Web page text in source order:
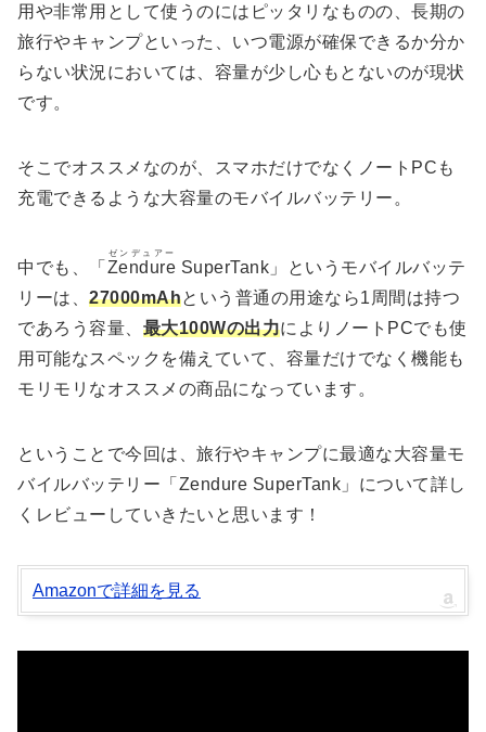
用や非常用として使うのにはピッタリなものの、長期の
旅行やキャンプといった、いつ電源が確保できるか分か
らない状況においては、容量が少し心もとないのが現状
です。
そこでオススメなのが、スマホだけでなくノートPCも
充電できるような大容量のモバイルバッテリー。
中でも、「 Zendure
ゼンデュアー
SuperTank」というモバイルバッテ
リーは、 27000mAhという普通の用途なら1周間は持つ
であろう容量、 最大100Wの出力によりノートPCでも使
用可能なスペックを備えていて、容量だけでなく機能も
モリモリなオススメの商品になっています。
ということで今回は、旅行やキャンプに最適な大容量モ
バイルバッテリー「Zendure SuperTank」について詳し
くレビューしていきたいと思います！
Amazonで詳細を見る